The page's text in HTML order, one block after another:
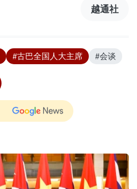
越通社
#古巴全国人大主席 #会谈